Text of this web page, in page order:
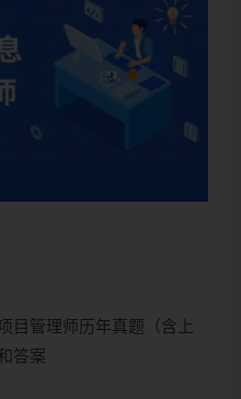
管理师历年真题（含上
答案